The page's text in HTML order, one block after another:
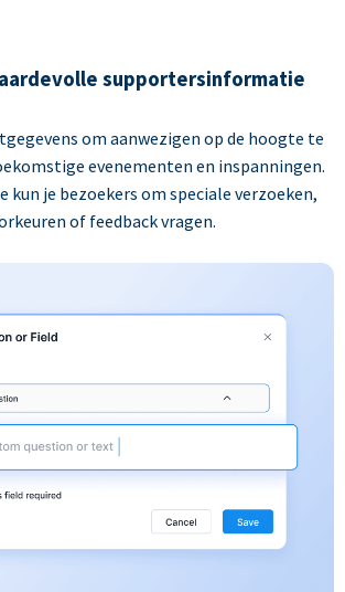
supportersinformatie
om aanwezigen op de hoogte te
evenementen en inspanningen.
kun je bezoekers om speciale verzoeken,
of feedback vragen.